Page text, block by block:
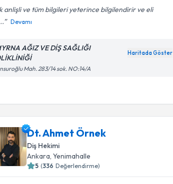
anlişli ve tüm bilgileri yeterince bilgilendirir ve eli
Devamı
AĞIZ VE DİŞ SAĞLIĞI
Haritada Göster
Mah. 283/14 sok. NO:14/A
Dt. Ahmet Örnek
Diş Hekimi
Ankara , Yenimahalle
5 (336 Değerlendirme)